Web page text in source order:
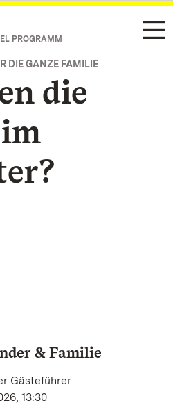
PROGRAMM
DIE GANZE FAMILIE
die
& Familie
Gästeführer
13:30